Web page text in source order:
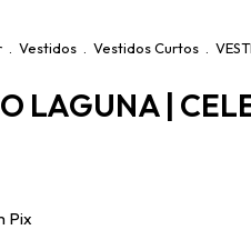
Vestidos Vestidos Curtos
LAGUNA |
Pix